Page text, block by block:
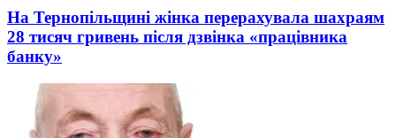
На Тернопільщині жінка перерахувала шахраям
28 тисяч гривень після дзвінка «працівника
банку»